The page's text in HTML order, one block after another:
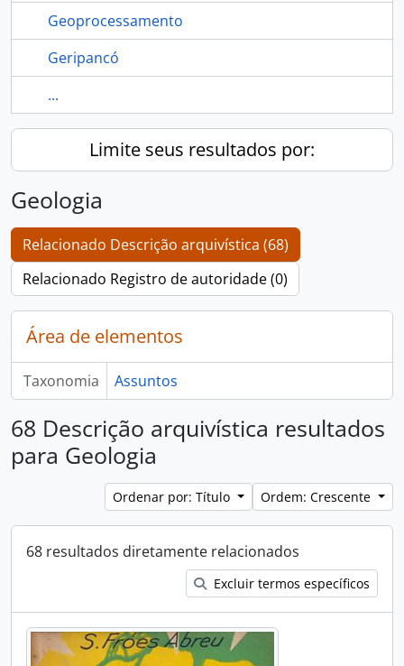
Geoprocessamento
Geripancó
...
Limite seus resultados por:
Geologia
Relacionado Descrição arquivística (68)
Relacionado Registro de autoridade (0)
Área de elementos
Taxonomia Assuntos
68 Descrição arquivística resultados
para Geologia
Ordenar por: Título Ordem: Crescente
68 resultados diretamente relacionados
Excluir termos específicos